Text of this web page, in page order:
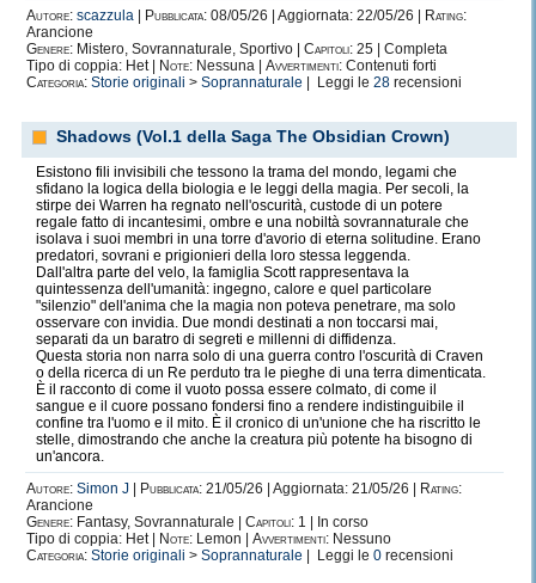
Autore: scazzula Pubblicata: 08/05/26 | Aggiornata: 22/05/26 |
Rating:
Arancione
Genere: Mistero, Sovrannaturale, Sportivo | Capitoli: 25 | Completa
Tipo di coppia: Het |
Note: Nessuna | Avvertimenti: Contenuti forti
Categoria: Storie originali > Soprannaturale | Leggi le 28 recensioni
Shadows (Vol.1 della Saga The Obsidian Crown)
Esistono fili invisibili che tessono la trama del mondo, legami che
sfidano la logica della biologia e le leggi della magia. Per secoli, la
stirpe dei Warren ha regnato nell'oscurità, custode di un potere
regale fatto di incantesimi, ombre e una nobiltà sovrannaturale che
isolava i suoi membri in una torre d'avorio di eterna solitudine. Erano
predatori, sovrani e prigionieri della loro stessa leggenda.
Dall'altra parte del velo, la famiglia Scott rappresentava la
quintessenza dell'umanità: ingegno, calore e quel particolare
"silenzio" dell'anima che la magia non poteva penetrare, ma solo
osservare con invidia. Due mondi destinati a non toccarsi mai,
separati da un baratro di segreti e millenni di diffidenza.
Questa storia non narra solo di una guerra contro l'oscurità di Craven
o della ricerca di un Re perduto tra le pieghe di una terra dimenticata.
È il racconto di come il vuoto possa essere colmato, di come il
sangue e il cuore possano fondersi fino a rendere indistinguibile il
confine tra l'uomo e il mito. È il cronico di un'unione che ha riscritto le
stelle, dimostrando che anche la creatura più potente ha bisogno di
un'ancora.
Autore: Simon J Pubblicata: 21/05/26 | Aggiornata: 21/05/26 |
Rating:
Arancione
Genere: Fantasy, Sovrannaturale | Capitoli: 1 | In corso
Tipo di coppia: Het |
Note: Lemon | Avvertimenti: Nessuno
Categoria: Storie originali > Soprannaturale | Leggi le 0 recensioni